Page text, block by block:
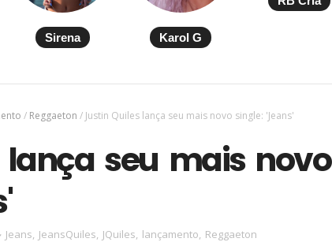
Sirena Karol G
/ Reggaeton / Justin Quiles lança seu mais novo single: 'Jeans'
seu mais novo
Jeans, JeansQuiles, JQuiles, lançamento, Reggaeton